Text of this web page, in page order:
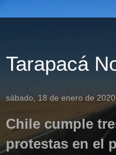
Tarapacá
sábado, 18 de enero de 2020
Chile cumple
protestas en el